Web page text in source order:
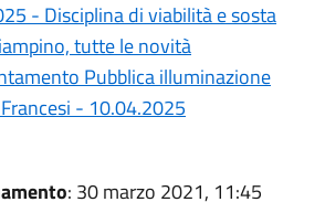
- Disciplina di viabilità e sosta
tutte le novità
Pubblica illuminazione
- 10.04.2025
: 30 marzo 2021, 11:45